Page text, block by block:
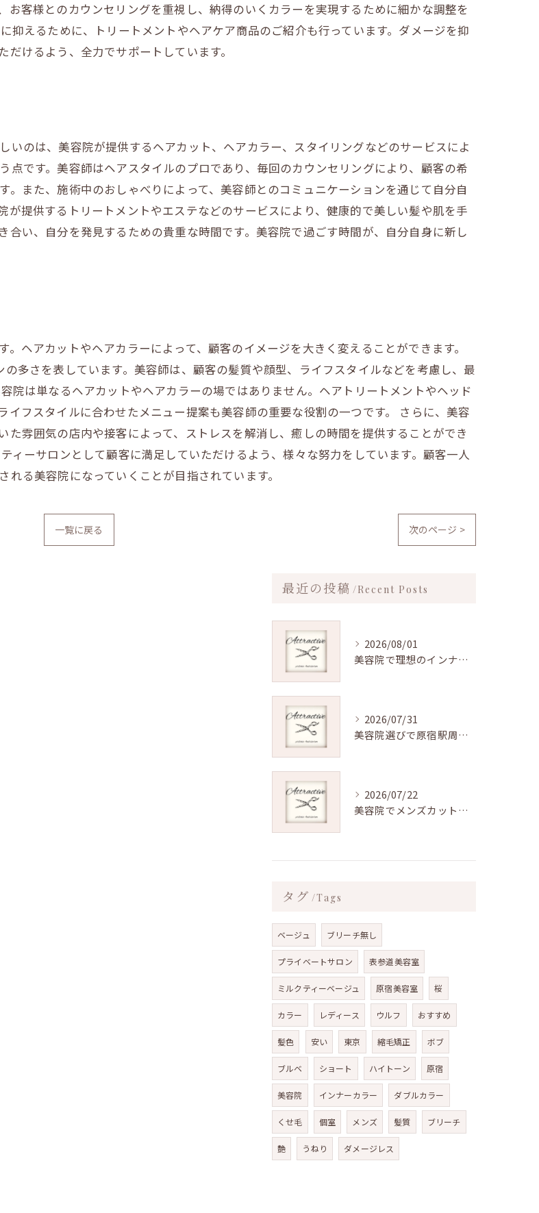
客様とのカウンセリングを重視し、納得のいくカラーを実現するために細かな調整を
抑えるために、トリートメントやヘアケア商品のご紹介も行っています。ダメージを抑
けるよう、全力でサポートしています。
のは、美容院が提供するヘアカット、ヘアカラー、スタイリングなどのサービスによ
点です。美容師はヘアスタイルのプロであり、毎回のカウンセリングにより、顧客の希
また、施術中のおしゃべりによって、美容師とのコミュニケーションを通じて自分自
提供するトリートメントやエステなどのサービスにより、健康的で美しい髪や肌を手
い、自分を発見するための貴重な時間です。美容院で過ごす時間が、自分自身に新し
ヘアカットやヘアカラーによって、顧客のイメージを大きく変えることができます。
多さを表しています。美容師は、顧客の髪質や顔型、ライフスタイルなどを考慮し、最
院は単なるヘアカットやヘアカラーの場ではありません。ヘアトリートメントやヘッド
フスタイルに合わせたメニュー提案も美容師の重要な役割の一つです。 さらに、美容
雰囲気の店内や接客によって、ストレスを解消し、癒しの時間を提供することができ
ィーサロンとして顧客に満足していただけるよう、様々な努力をしています。顧客一人
る美容院になっていくことが目指されています。
一覧に戻る 次のページ >
最近の投稿 Recent Posts
2026/08/01
美容院で理想のインナーカラーを原宿駅近で叶える最新トレンド解説
2026/07/31
美容院選びで原宿駅周辺の夏ヘアーを理想通りに叶えるコツと40代にも似合うスタイル提案
2026/07/22
美容院でメンズカットをJR山手線沿いで快適に頼むための料金相場と安心ポイント
タグ Tags
ベージュ ブリーチ無し
プライベートサロン 表参道美容室
ミルクティーベージュ 原宿美容室 桜
カラー レディース ウルフ おすすめ
髪色 安い 東京 縮毛矯正 ボブ
ブルベ ショート ハイトーン 原宿
美容院 インナーカラー ダブルカラー
くせ毛 個室 メンズ 髪質 ブリーチ
艶 うねり ダメージレス